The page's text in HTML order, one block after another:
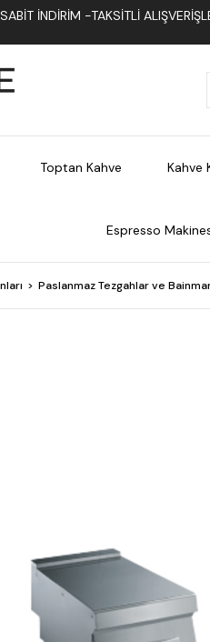
İNDIRIM -TAKSITLI
Toptan Kahve Kahve
Espresso
Paslanmaz Tezgahlar ve